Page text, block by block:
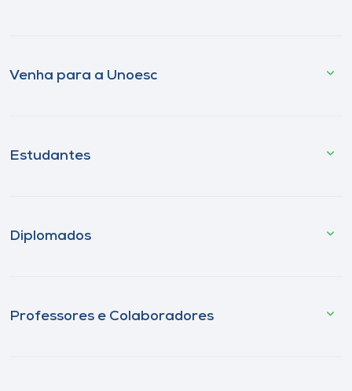
Venha para a Unoesc
Estudantes
Diplomados
Professores e Colaboradores